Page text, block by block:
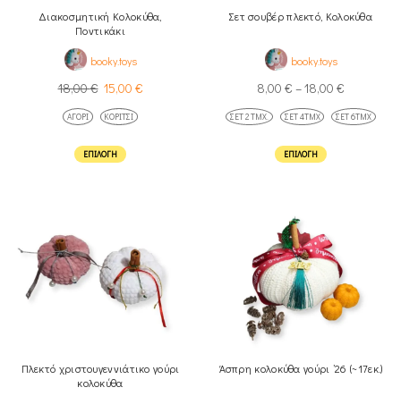
Διακοσμητική Κολοκύθα,
Ποντικάκι
booky.toys
18,00€ 15,00 €
ΑΓΌΡΙ ΚΟΡΊΤΣΙ
ΕΠΙΛΟΓΉ
Σετ σουβέρ πλεκτό, Κολοκύθα
booky.toys
8,00 € –18,00 €
ΣΕΤ 2 ΤΜΧ. ΣΕΤ 4ΤΜΧ ΣΕΤ 6ΤΜΧ
ΕΠΙΛΟΓΉ
Πλεκτό χριστουγεννιάτικο γούρι
κολοκύθα
Άσπρη κολοκύθα γούρι ’26 (~17εκ.)